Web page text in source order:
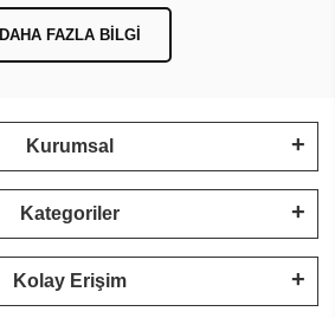
DAHA FAZLA BILGI
Kurumsal
Kategoriler
Kolay Erişim